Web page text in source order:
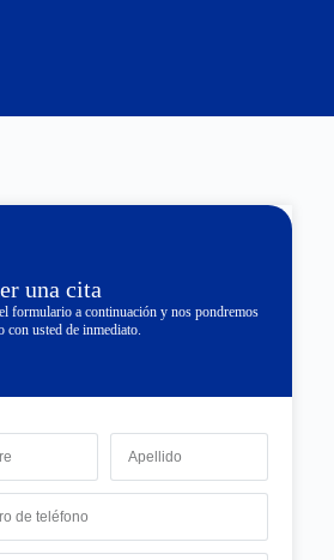
una cita
formulario a continuación y nos pondremos
con usted de inmediato.